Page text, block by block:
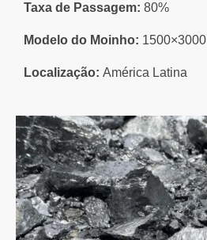
Taxa de Passagem: 80%
Modelo do Moinho: 1500×3000
Localização: América Latina